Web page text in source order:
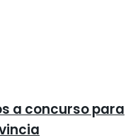
a concurso para